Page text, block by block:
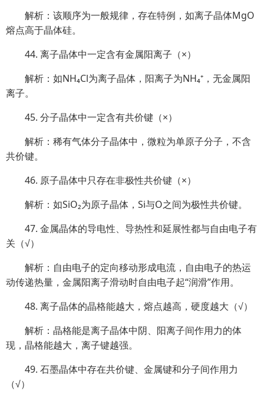
解析：该顺序为一般规律，存在特例，如离子晶体MgO
熔点高于晶体硅。
44. 离子晶体中一定含有金属阳离子（×）
解析：如NH₄Cl为离子晶体，阳离子为NH₄⁺，无金属阳
离子。
45. 分子晶体中一定含有共价键（×）
解析：稀有气体分子晶体中，微粒为单原子分子，不含
共价键。
46. 原子晶体中只存在非极性共价键（×）
解析：如SiO₂为原子晶体，Si与O之间为极性共价键。
47. 金属晶体的导电性、导热性和延展性都与自由电子有
关（√）
解析：自由电子的定向移动形成电流，自由电子的热运
动传递热量，金属阳离子滑动时自由电子起“润滑”作用。
48. 离子晶体的晶格能越大，熔点越高，硬度越大（√）
解析：晶格能是离子晶体中阴、阳离子间作用力的体
现，晶格能越大，离子键越强。
49. 石墨晶体中存在共价键、金属键和分子间作用力
（√）